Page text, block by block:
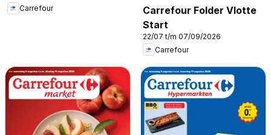
Carrefour
Carrefour Folder Vlotte
Start
22/07 t/m 07/09/2026
Carrefour